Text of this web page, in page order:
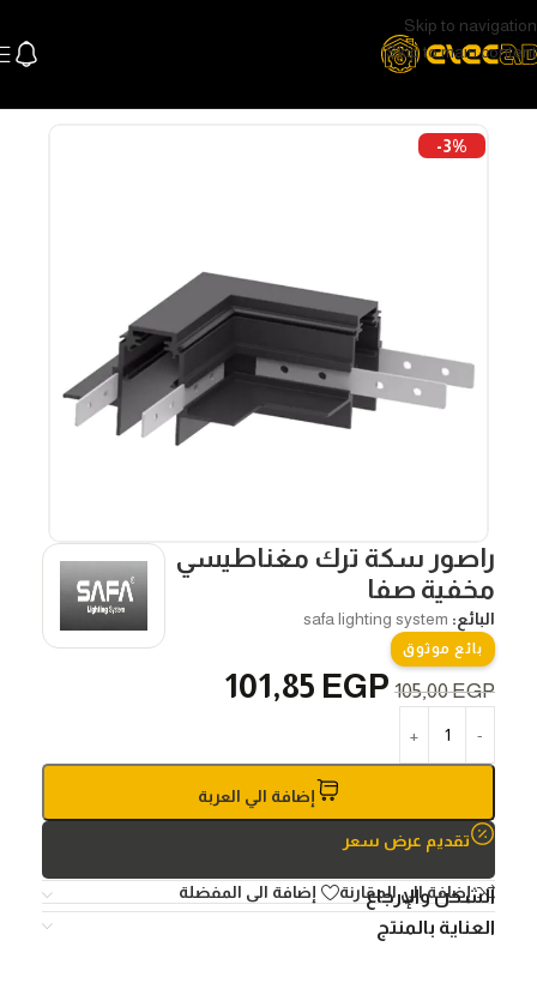
Skip to navigation
Skip to main content
-3%
راصور سكة ترك مغناطيسي
مخفية صفا
البائع: safa lighting system
بائع موثوق
105,00EGP
101,85 EGP
إضافة الي العربة
تقديم عرض سعر
إضافة الي المقارنة إضافة الى المفضلة
الشحن والإرجاع
العناية بالمنتج